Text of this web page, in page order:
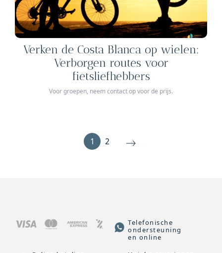
Verken de Costa Blanca op wielen:
Verborgen routes voor
fietsliefhebbers
Voor groepen, neem contact op voor de prijs.
1 2
Telefonische
ondersteuning
en online